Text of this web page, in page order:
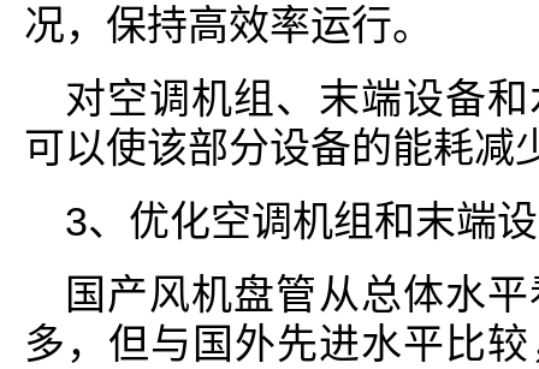
况，保持高效率运行。
对空调机组、末端设备
可以使该部分设备的能耗减
3、优化空调机组和末端
国产风机盘管从总体水
多，但与国外先进水平比